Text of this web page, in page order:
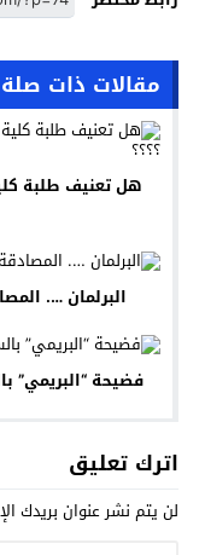
مقالات ذات صلة
هل تعنيف طلبة
البرلمان ….
فضيحة “البريمي”
اترك تعليق
لن يتم نشر عنوان بريدك